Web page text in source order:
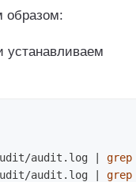
образом:
устанавливаем
audit.log |
audit.log |